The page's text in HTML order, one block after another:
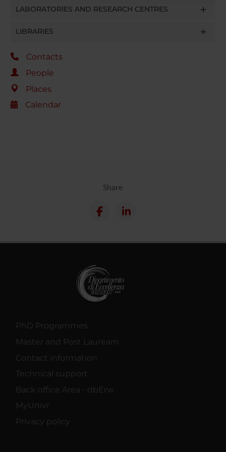
LABORATORIES AND RESEARCH CENTRES
LIBRARIES
Contacts
People
Places
Calendar
Share
PhD Programmes
Master and Post Lauream
Contact information
Technical support
Back office Area - dbErw
MyUnivr
Privacy policy